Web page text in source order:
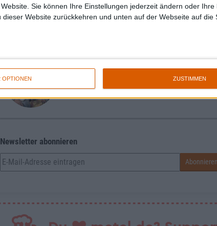
Sie können Ihre Einstellungen jederzeit ändern oder Ihre
Website zurückkehren und unten auf der Webseite auf die
OPTIONEN ZUSTIMMEN
Zur Startseite
Philipp Gravenhorst
Newsletter abonnieren